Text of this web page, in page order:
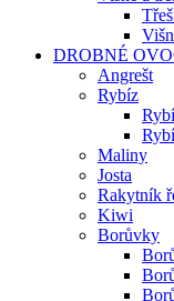
DROBNÉ
Angrešt
Rybíz
Maliny
Josta
Rakytník
Kiwi
Borůvky